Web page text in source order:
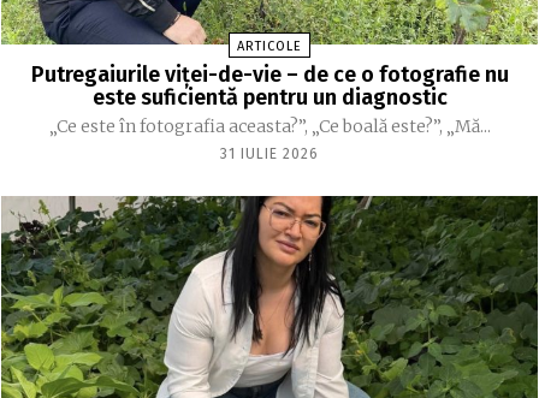
ARTICOLE
Putregaiurile viței-de-vie – de ce o fotografie nu
este suficientă pentru un diagnostic
„Ce este în fotografia aceasta?”, „Ce boală este?”, „Mă...
31 IULIE 2026